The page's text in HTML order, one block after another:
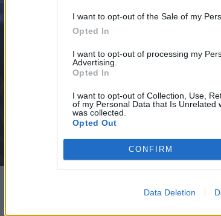
I want to opt-out of the Sale of my
Opted In
I want to opt-out of processing my
Advertising.
Opted In
I want to opt-out of Collection, Use,
of my Personal Data that Is Unrelated
was collected.
Opted Out
CONFIRM
Data Deletion